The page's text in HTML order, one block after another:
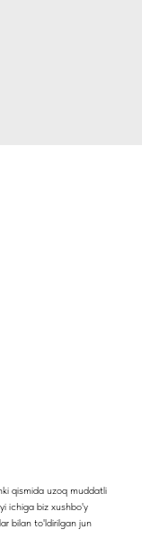
qismida uzoq muddatli
ichiga biz xushbo'y
bilan to'ldirilgan jun